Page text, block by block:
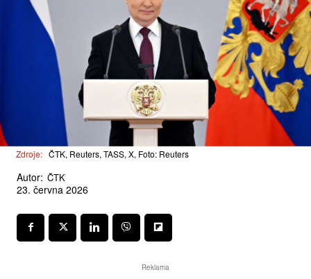
Zdroje: ČTK, Reuters, TASS, X, Foto: Reuters
Autor: ČTK
23. června 2026
Reklama